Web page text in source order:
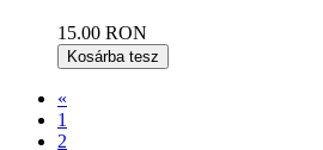
15.00 RON
Kosárba tesz
«
1
2